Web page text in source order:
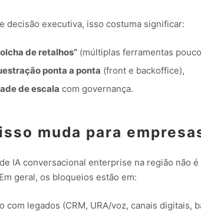
decisão executiva, isso costuma significar:
de retalhos”(múltiplas ferramentas
ponta a ponta (front e backoffice),
de escala com governança.
muda para
IA conversacional enterprise na região não é
geral, os bloqueios estão em:
com legados (CRM, URA/voz, canais digitais,